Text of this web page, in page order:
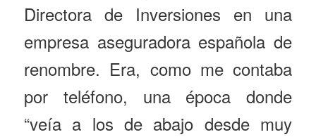
Directora de Inversiones en una
empresa aseguradora española de
renombre. Era, como me contaba
por teléfono, una época donde
“veía a los de abajo desde muy